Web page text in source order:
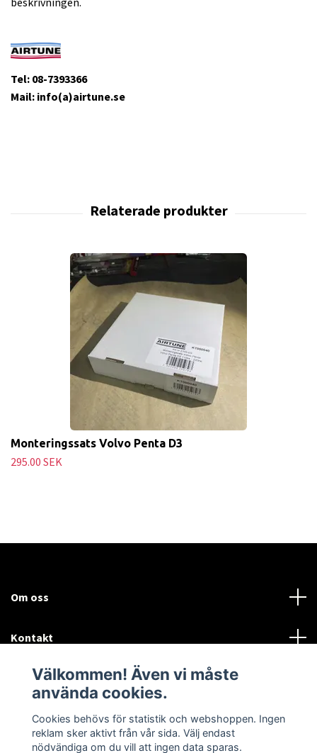
Tel: 08-7393366
Mail: info(a)airtune.se
Monteringssats Volvo Penta D3
295.00 SEK
Om oss
Kontakt
Mer information:
Sociala medier
Välkommen! Även vi måste
använda cookies.
Cookies behövs för statistik och webshoppen. Ingen
reklam sker aktivt från vår sida. Välj endast
nödvändiga om du vill att ingen data sparas.